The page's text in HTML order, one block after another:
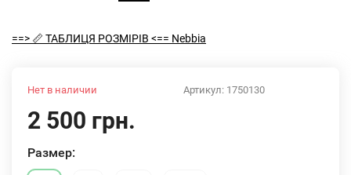
==> 📏 ТАБЛИЦЯ РОЗМІРІВ <== Nebbia
Артикул: 1750130
Нет в наличии
2 500 грн.
Размер: